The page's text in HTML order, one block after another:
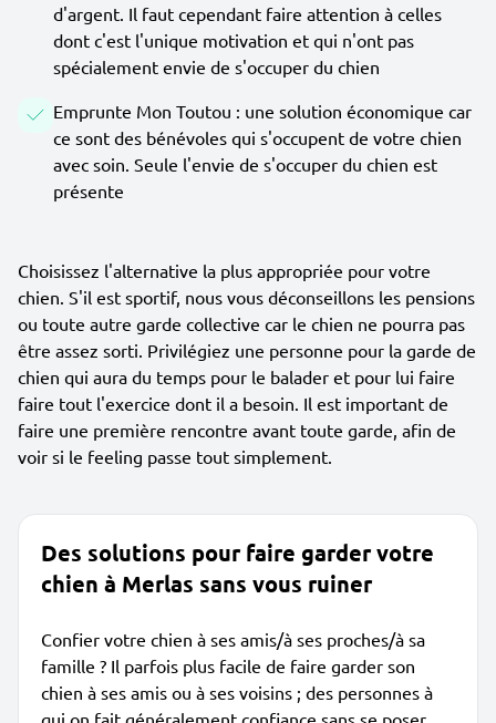
d'argent. Il faut cependant faire attention à celles
dont c'est l'unique motivation et qui n'ont pas
spécialement envie de s'occuper du chien
Emprunte Mon Toutou : une solution économique car
ce sont des bénévoles qui s'occupent de votre chien
avec soin. Seule l'envie de s'occuper du chien est
présente
Choisissez l'alternative la plus appropriée pour votre
chien. S'il est sportif, nous vous déconseillons les pensions
ou toute autre garde collective car le chien ne pourra pas
être assez sorti. Privilégiez une personne pour la garde de
chien qui aura du temps pour le balader et pour lui faire
faire tout l'exercice dont il a besoin. Il est important de
faire une première rencontre avant toute garde, afin de
voir si le feeling passe tout simplement.
Des solutions pour faire garder votre
chien à Merlas sans vous ruiner
Confier votre chien à ses amis/à ses proches/à sa
famille ? Il parfois plus facile de faire garder son
chien à ses amis ou à ses voisins ; des personnes à
qui on fait généralement confiance sans se poser